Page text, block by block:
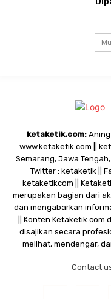
ketaketik.com: Aning
www.ketaketik.com ||
Semarang, Jawa
Twitter : ketaketik ||
ketaketikcom ||
merupakan bagian dari
dan mengabarkan
|| Konten
disajikan secara
melihat, mendengar,
Contact